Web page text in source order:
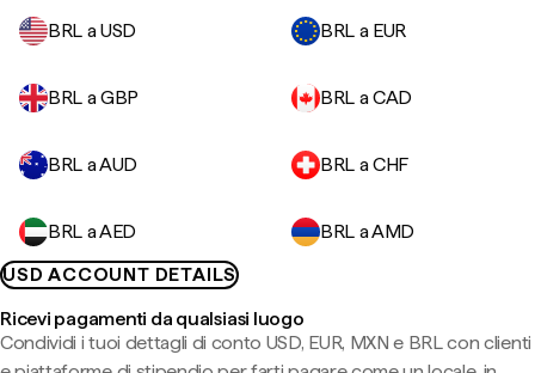
BRL a USD
BRL a EUR
BRL a GBP BRL a CAD
BRL a AUD BRL a CHF
BRL a AED
BRL a AMD
USD ACCOUNT DETAILS
Ricevi pagamenti da qualsiasi luogo
Condividi i tuoi dettagli di conto USD, EUR, MXN e BRL con clienti